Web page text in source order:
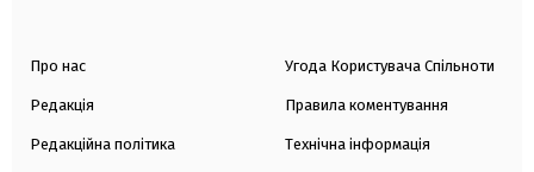
Про нас
Редакція
Редакційна політика
Угода Користувача Спільноти
Правила коментування
Технічна інформація